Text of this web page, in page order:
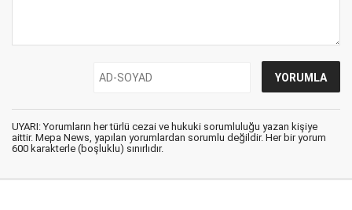
UYARI: Yorumların her türlü cezai ve hukuki sorumluluğu yazan kişiye
aittir. Mepa News, yapılan yorumlardan sorumlu değildir. Her bir yorum
600 karakterle (boşluklu) sınırlıdır.